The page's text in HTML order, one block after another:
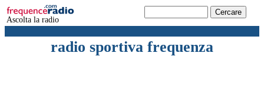
Ascolta la radio
radio sportiva frequenza